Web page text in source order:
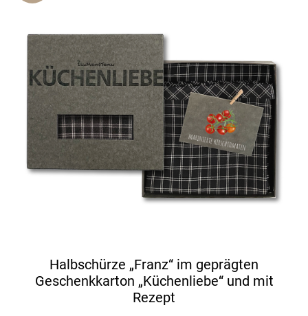
Halbschürze „Franz“ im geprägten
Geschenkkarton „Küchenliebe“ und mit
Rezept